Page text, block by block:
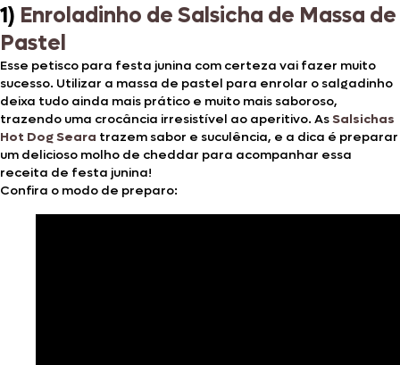
1) Enroladinho de Salsicha de Massa de
Pastel
Esse petisco para festa junina com certeza vai fazer muito
sucesso. Utilizar a massa de pastel para enrolar o salgadinho
deixa tudo ainda mais prático e muito mais saboroso,
trazendo uma crocância irresistível ao aperitivo. AsSalsichas
Hot Dog Seara trazem sabor e suculência, e a dica é preparar
um delicioso molho de cheddar para acompanhar essa
receita de festa junina!
Confira o modo de preparo: